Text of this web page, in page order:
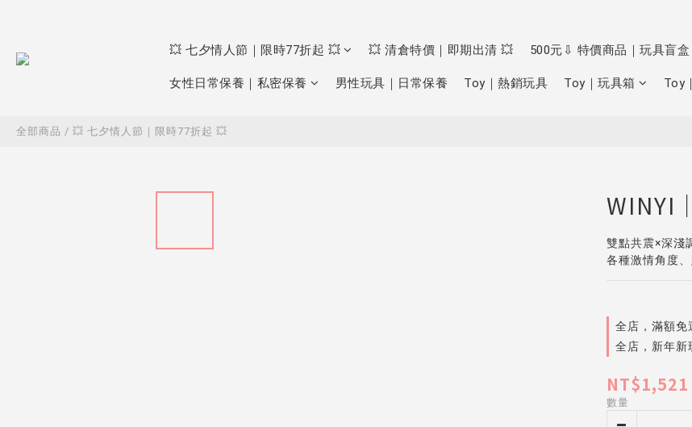
💥 七夕情人節｜限時77折起 💥 💥 清倉特價｜即期出清 💥 500元⇩ 特價商品｜玩具盲盒
女性日常保養｜私密保養 男性玩具｜日常保養 Toy｜熱銷玩具 Toy｜玩具箱 Toy
全部商品 / 💥 七夕情人節｜限時77折起 💥
WINYI
雙點共震×深淺
各種激情角度
全店，滿額免
全店，新年新
NT$1,521
數量